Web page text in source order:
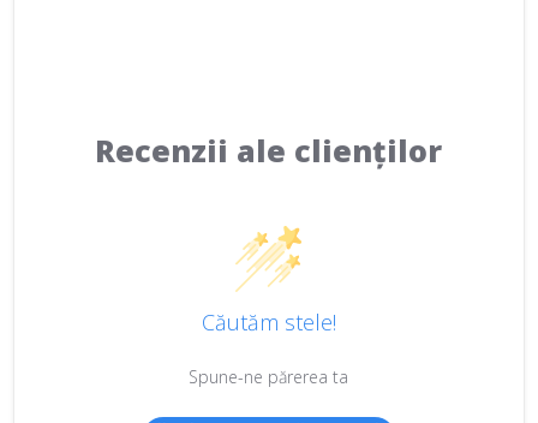
Recenzii ale clienților
Căutăm stele!
Spune-ne părerea ta